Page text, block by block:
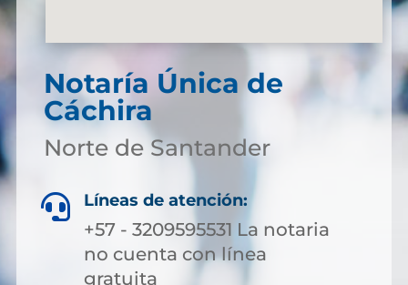
Notaría Única de
Cáchira
Norte de Santander
 Líneas de atención:
+57 - 3209595531 La notaria
no cuenta con línea
gratuita